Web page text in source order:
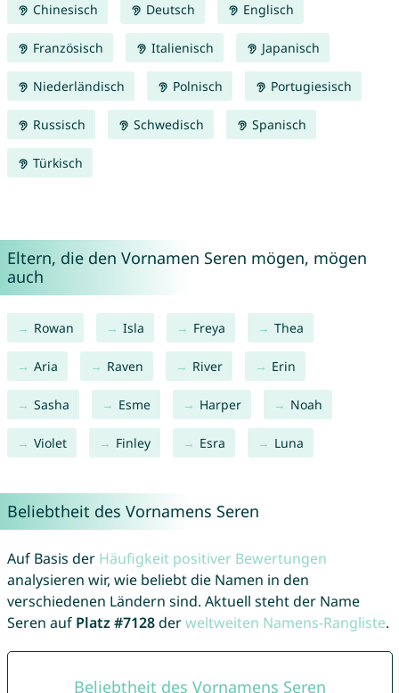
Chinesisch Deutsch Englisch
Französisch Italienisch Japanisch
Niederländisch Polnisch Portugiesisch
Russisch Schwedisch Spanisch
Türkisch
Eltern, die den Vornamen Seren mögen, mögen
auch
Rowan Isla Freya Thea
Aria Raven River Erin
Sasha Esme Harper Noah
Violet Finley Esra Luna
Beliebtheit des Vornamens Seren
Auf Basis der Häufigkeit positiver Bewertungen
analysieren wir, wie beliebt die Namen in den
verschiedenen Ländern sind. Aktuell steht der Name
Seren auf Platz #7128derweltweiten Namens-Rangliste.